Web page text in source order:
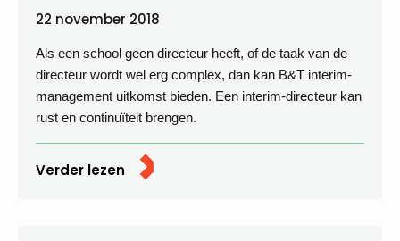
22 november 2018
Als een school geen directeur heeft, of de taak van de
directeur wordt wel erg complex, dan kan B&T interim-
management uitkomst bieden. Een interim-directeur kan
rust en continuïteit brengen.
Verder lezen